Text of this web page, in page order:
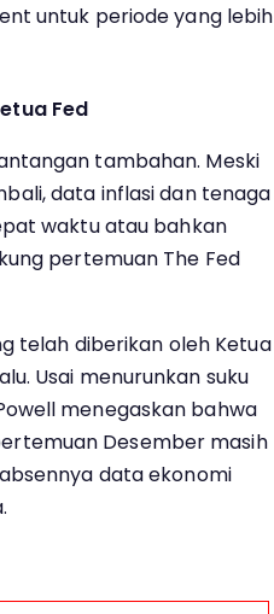
untuk periode yang lebih
Fed
tambahan. Meski
data inflasi dan tenaga
waktu atau bahkan
pertemuan The Fed
telah diberikan oleh Ketua
Usai menurunkan suku
menegaskan bahwa
Desember masih
data ekonomi